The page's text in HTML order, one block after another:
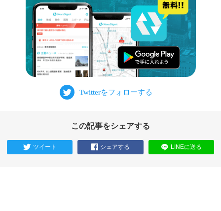
この記事をシェアする
ツイート シェアする LINEに送る